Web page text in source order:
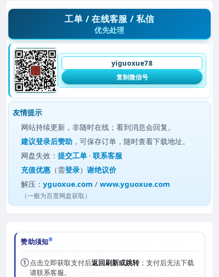
工单 / 在线客服 / 私信
优先处理
yiguoxue78
复制微信号
友情提示
网站持续更新，非随时在线；看到消息会回复。
建议登录后赞助 ，可保存订单，随时查看下载地址。
网盘失效：提交工单 ·联系客服
充值优惠 （需登录）谢绝议价
解压：yguoxue.com /www.yguoxue.com
（一般为百度网盘获取）
赞助须知
①点击立即获取支付后返回刷新或跳转；支付后无法下载
请联系客服。